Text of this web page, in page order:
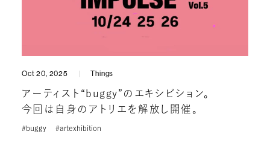
Oct 20, 2025 Things
アーティスト“buggy”のエキシビション。
今回は自身のアトリエを解放し開催。
#buggy #artexhibition